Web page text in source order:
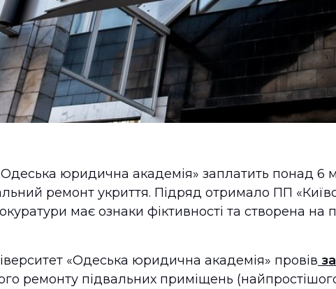
юридична академія» заплатить понад 6
ремонт укриття. Підряд отримало ПП
має ознаки фіктивності та створена на
«Одеська юридична академія» провів
ремонту підвальних приміщень